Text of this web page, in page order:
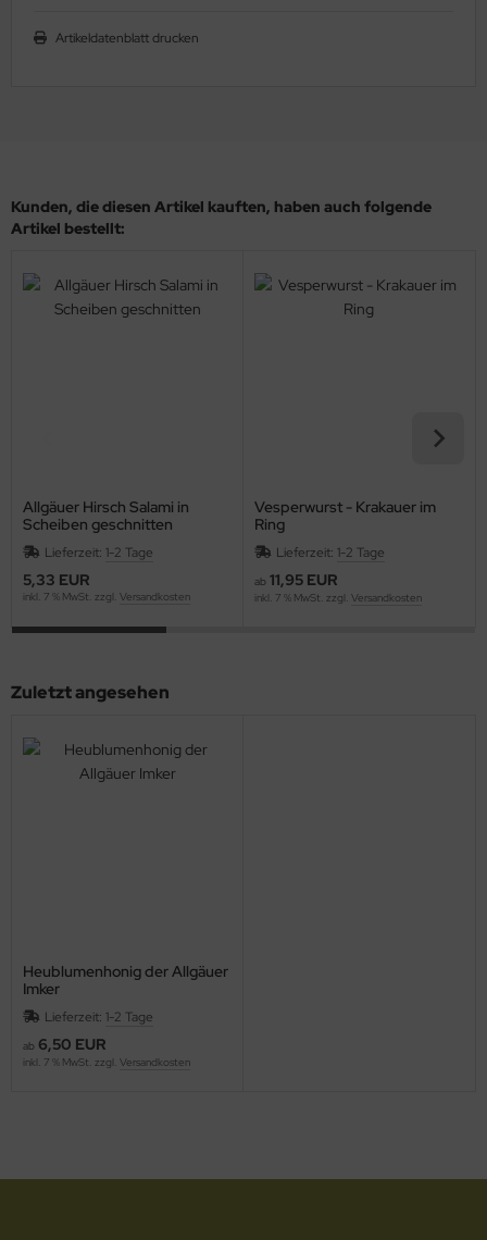
Artikeldatenblatt drucken
Kunden, die diesen Artikel kauften, haben auch folgende
Artikel bestellt:
Allgäuer Hirsch Salami in
Scheiben geschnitten
Lieferzeit: 1-2 Tage
5,33 EUR
inkl. 7 % MwSt. zzgl. Versandkosten
Vesperwurst - Krakauer im
Ring
Lieferzeit: 1-2 Tage
ab 11,95 EUR
inkl. 7 % MwSt. zzgl. Versandkosten
Zuletzt angesehen
Heublumenhonig der Allgäuer
Imker
Lieferzeit: 1-2 Tage
ab 6,50 EUR
inkl. 7 % MwSt. zzgl. Versandkosten